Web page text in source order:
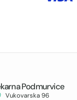
Podmurvice
Vukovarska 96